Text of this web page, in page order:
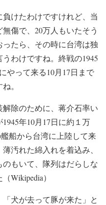
けたわけですけれど、当
傷で、20万人もいたそう
たら、その時に台湾は独
わけですね。終戦の1945
やって来る10月17日まで
。
除のために、蒋介石率い
年10月17日に約１万
船から台湾に上陸して来
汚れた綿入れを着込み、
もいて、隊列はだらしな
Wikipedia）
犬が去って豚が来た」と